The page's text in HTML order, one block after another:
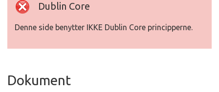
Dublin Core
Denne side benytter IKKE Dublin Core principperne.
Dokument